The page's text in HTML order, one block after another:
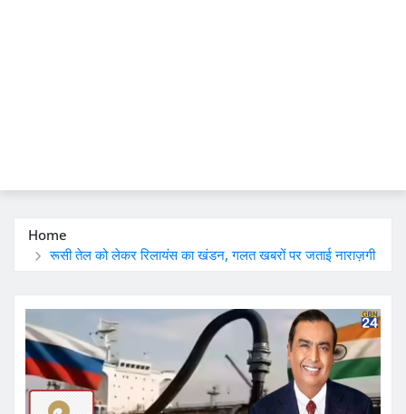
Home
रूसी तेल को लेकर रिलायंस का खंडन, गलत खबरों पर जताई नाराज़गी